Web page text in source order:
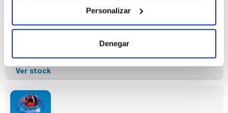
Personalizar
Denegar
x 15m
Ver stock